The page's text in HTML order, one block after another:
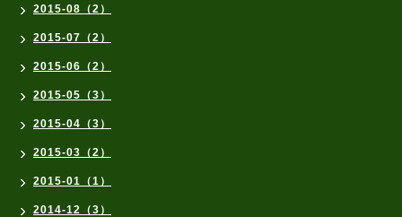
2015-08（2）
2015-07（2）
2015-06（2）
2015-05（3）
2015-04（3）
2015-03（2）
2015-01（1）
2014-12（3）